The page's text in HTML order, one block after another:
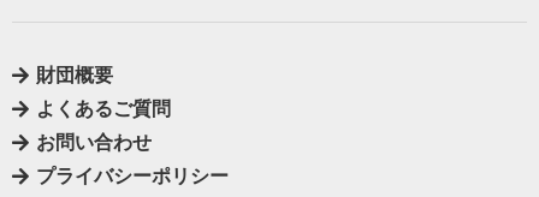
財団概要
よくあるご質問
お問い合わせ
プライバシーポリシー